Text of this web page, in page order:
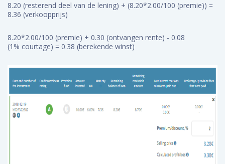
8.20 (resterend deel van de lening) + (8.20*2.00/100 (premie)) =
8.36 (verkoopprijs)
8.20*2.00/100 (premie) + 0.30 (ontvangen rente) - 0.08
(1% courtage) = 0.38 (berekende winst)